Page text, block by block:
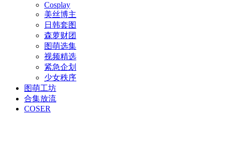
Cosplay
美丝博主
日韩套图
森萝财团
图萌选集
视频精选
紧急企划
少女秩序
图萌工坊
合集放流
COSER